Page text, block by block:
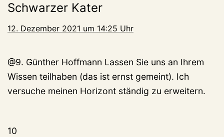
Schwarzer Kater
12. Dezember 2021 um 14:25 Uhr
@9. Günther Hoffmann Lassen Sie uns an Ihrem
Wissen teilhaben (das ist ernst gemeint). Ich
versuche meinen Horizont ständig zu erweitern.
10